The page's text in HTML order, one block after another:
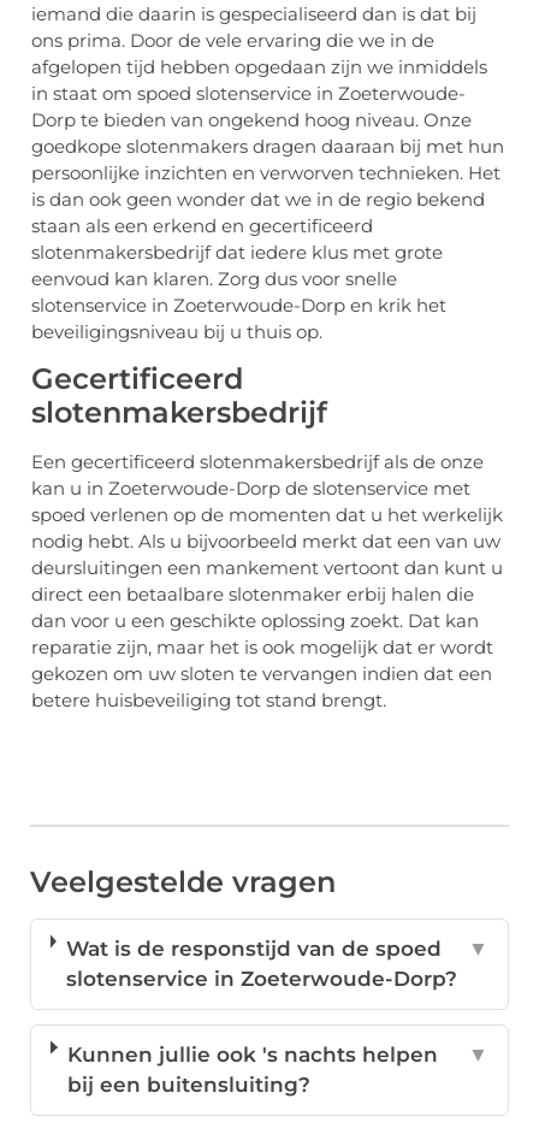
iemand die daarin is gespecialiseerd dan is dat bij
ons prima. Door de vele ervaring die we in de
afgelopen tijd hebben opgedaan zijn we inmiddels
in staat om spoed slotenservice in Zoeterwoude-
Dorp te bieden van ongekend hoog niveau. Onze
goedkope slotenmakers dragen daaraan bij met hun
persoonlijke inzichten en verworven technieken. Het
is dan ook geen wonder dat we in de regio bekend
staan als een erkend en gecertificeerd
slotenmakersbedrijf dat iedere klus met grote
eenvoud kan klaren. Zorg dus voor snelle
slotenservice in Zoeterwoude-Dorp en krik het
beveiligingsniveau bij u thuis op.
Gecertificeerd
slotenmakersbedrijf
Een gecertificeerd slotenmakersbedrijf als de onze
kan u in Zoeterwoude-Dorp de slotenservice met
spoed verlenen op de momenten dat u het werkelijk
nodig hebt. Als u bijvoorbeeld merkt dat een van uw
deursluitingen een mankement vertoont dan kunt u
direct een betaalbare slotenmaker erbij halen die
dan voor u een geschikte oplossing zoekt. Dat kan
reparatie zijn, maar het is ook mogelijk dat er wordt
gekozen om uw sloten te vervangen indien dat een
betere huisbeveiliging tot stand brengt.
Veelgestelde vragen
Wat is de responstijd van de spoed
slotenservice in Zoeterwoude-Dorp?
▼
Kunnen jullie ook 's nachts helpen
bij een buitensluiting?
▼